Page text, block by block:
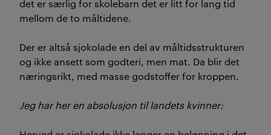
det er særlig for skolebarn det er litt for lang tid
mellom de to måltidene.
Der er altså sjokolade en del av måltidsstrukturen
og ikke ansett som godteri, men mat. Da blir det
næringsrikt, med masse godstoffer for kroppen.
Jeg har her en absolusjon til landets kvinner: